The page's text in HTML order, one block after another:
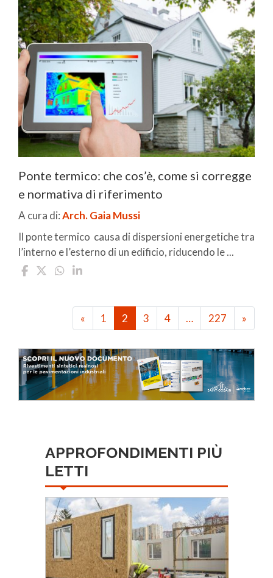
Ponte termico: che cos’è, come si corregge
e normativa di riferimento
A cura di:Arch. Gaia Mussi
Il ponte termico causa di dispersioni energetiche tra
l’interno e l’esterno di un edificio, riducendo le ...
« 1 2 3 4 … 227 »
APPROFONDIMENTI PIÙ
LETTI